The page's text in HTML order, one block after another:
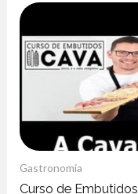
Gastronomia
Curso de Embutidos